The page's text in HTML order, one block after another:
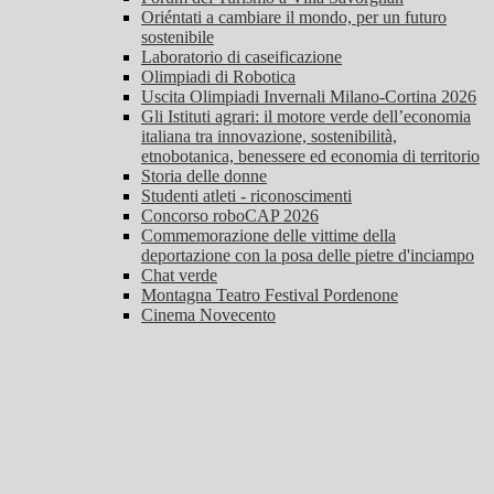
Oriéntati a cambiare il mondo, per un futuro
sostenibile
Laboratorio di caseificazione
Olimpiadi di Robotica
Uscita Olimpiadi Invernali Milano-Cortina 2026
Gli Istituti agrari: il motore verde dell’economia
italiana tra innovazione, sostenibilità,
etnobotanica, benessere ed economia di territorio
Storia delle donne
Studenti atleti - riconoscimenti
Concorso roboCAP 2026
Commemorazione delle vittime della
deportazione con la posa delle pietre d'inciampo
Chat verde
Montagna Teatro Festival Pordenone
Cinema Novecento